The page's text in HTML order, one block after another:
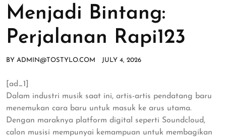
Menjadi Bintang:
Perjalanan Rapi123
BY ADMIN@TOSTYLO.COM JULY 4, 2026
[ad_1]
Dalam industri musik saat ini, artis-artis pendatang baru
menemukan cara baru untuk masuk ke arus utama.
Dengan maraknya platform digital seperti Soundcloud,
calon musisi mempunyai kemampuan untuk membagikan